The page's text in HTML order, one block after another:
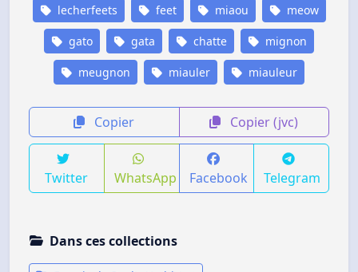
lecherfeets feet miaou meow
gato gata chatte mignon
meugnon miauler miauleur
Copier Copier (jvc)
Twitter WhatsApp Facebook Telegram
Dans ces collections